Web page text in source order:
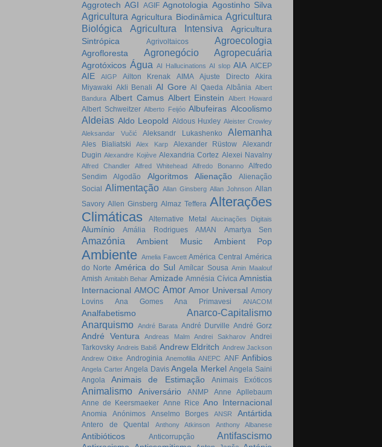
Aggrotech AGI AGIF Agnotologia Agostinho Silva
Agricultura Agricultura Biodinâmica Agricultura
Biológica
Agricultura Intensiva
Agricultura
Sintrópica
Agrivoltaicos Agroecologia
Agrofloresta Agronegócio Agropecuária
Agrotóxicos Água AI Hallucinations AI slop AIA AICEP
AIE AIGP Ailton Krenak AIMA Ajuste Directo
Akira
Miyawaki Akli Benali Al Gore Al Qaeda Albânia Albert
Bandura Albert Camus Albert Einstein Albert Howard
Albert Schweitzer Alberto Feijóo Albufeiras Alcoolismo
Aldeias Aldo Leopold Aldous Huxley Aleister Crowley
Aleksandar Vučić
Aleksandr Lukashenko Alemanha
Ales Bialiatski Alex Karp Alexander Rüstow
Alexandr
Dugin Alexandre Kojève Alexandria Cortez Alexei Navalny
Alfred Chandler Alfred Whitehead Alfredo Bonanno
Alfredo
Sendim
Algodão Algoritmos Alienação
Alienação
Social Alimentação Allan Ginsberg Allan Johnson Allan
Savory Allen Ginsberg Almaz Teffera Alterações
Climáticas
Alternative Metal Alucinações Digitais
Alumínio Amália Rodrigues AMAN Amartya Sen
Amazónia Ambient Music Ambient Pop
Ambiente Amelia Fawcett América Central América
do Norte América do Sul Amílcar Sousa Amin Maalouf
Amish Amitabh Behar Amizade Amnésia Cívica Amnistia
Internacional AMOC Amor Amor Universal Amory
Lovins
Ana Gomes Ana Primavesi ANACOM
Analfabetismo
Anarco-Capitalismo
Anarquismo André Barata André Durville André Gorz
André Ventura Andreas Malm Andrei Sakharov
Andrei
Tarkovsky Andreis Babiš Andrew Eldritch Andrew Jackson
Andrew Oitke Androginia Anemofilia ANEPC ANF Anfibios
Angela Carter Angela Davis Angela Merkel
Angela Saini
Angola
Animais de Estimação Animais Exóticos
Animalismo Aniversário ANMP
Anne Apllebaum
Anne de Keersmaeker Anne Rice Ano Internacional
Anomia Anónimos Anselmo Borges ANSR Antártida
Antero de Quental Anthony Atkinson Anthony Albanese
Antibióticos Anticorrupção Antifascismo